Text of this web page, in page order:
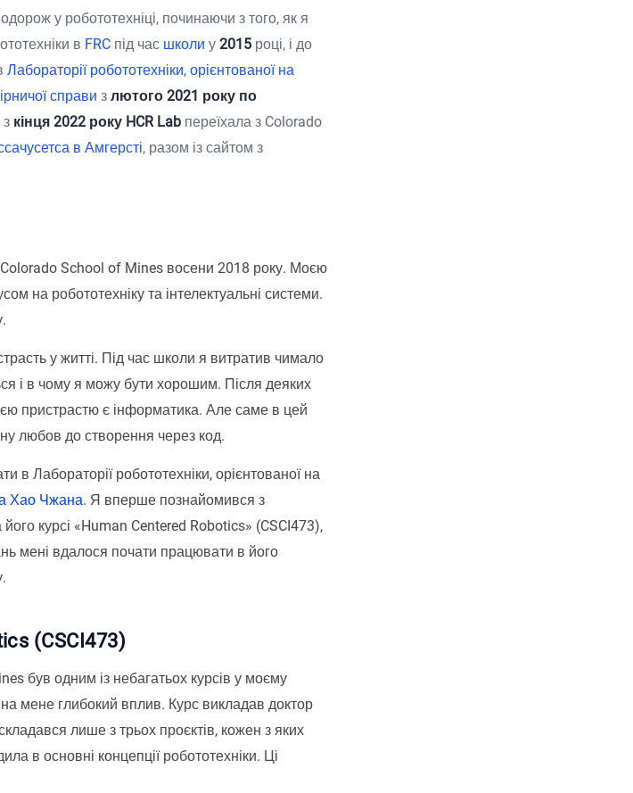
у робототехніці, починаючи з того, як я
в FRCпід час школи у 2015році, і до
Лабораторії робототехніки, орієнтованої на
справи з лютого 2021 року по
кінця 2022 року HCR Labпереїхала з Colorado
в Амгерсті, разом із сайтом з
School of Mines восени 2018 року. Моєю
на робототехніку та інтелектуальні системи.
у житті. Під час школи я витратив чимало
і в чому я можу бути хорошим. Після деяких
пристрастю є інформатика. Але саме в цей
любов до створення через код.
Лабораторії робототехніки, орієнтованої на
Хао Чжана. Я вперше познайомився з
курсі «Human Centered Robotics» (CSCI473),
мені вдалося почати працювати в його
(CSCI473)
був одним із небагатьох курсів у моєму
мене глибокий вплив. Курс викладав доктор
лише з трьох проєктів, кожен з яких
в основні концепції робототехніки. Ці